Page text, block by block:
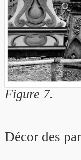
Figure 7.
Décor des